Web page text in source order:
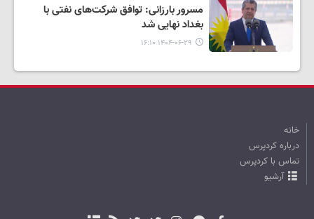
مسرور بارزانی: توافق شرکت‌های نفتی با
بغداد نهایی شد
۱۴۰۴-۰۶-۲۹ ۱۶:۱۰
خانه
درباره کردپرس
تماس با کردپرس
آرشیو